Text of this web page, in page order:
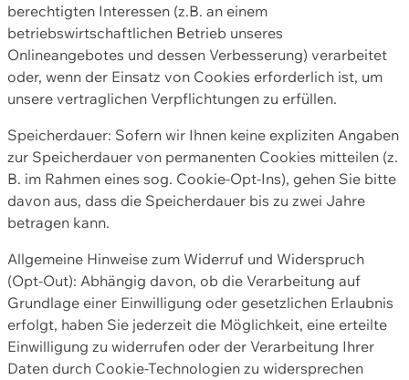
berechtigten Interessen (z.B. an einem
betriebswirtschaftlichen Betrieb unseres
Onlineangebotes und dessen Verbesserung) verarbeitet
oder, wenn der Einsatz von Cookies erforderlich ist, um
unsere vertraglichen Verpflichtungen zu erfüllen.
Speicherdauer: Sofern wir Ihnen keine expliziten Angaben
zur Speicherdauer von permanenten Cookies mitteilen (z.
B. im Rahmen eines sog. Cookie-Opt-Ins), gehen Sie bitte
davon aus, dass die Speicherdauer bis zu zwei Jahre
betragen kann.
Allgemeine Hinweise zum Widerruf und Widerspruch
(Opt-Out): Abhängig davon, ob die Verarbeitung auf
Grundlage einer Einwilligung oder gesetzlichen Erlaubnis
erfolgt, haben Sie jederzeit die Möglichkeit, eine erteilte
Einwilligung zu widerrufen oder der Verarbeitung Ihrer
Daten durch Cookie-Technologien zu widersprechen